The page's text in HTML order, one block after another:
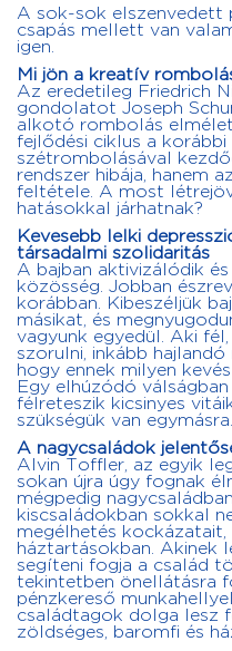
A sok-sok elszenvedett
csapás mellett van
igen.
Mi jön a kreatív
Az eredetileg Friedrich
gondolatot Joseph
alkotó rombolás
fejlődési ciklus a
szétrombolásával
rendszer hibája, hanem
feltétele. A most
hatásokkal járhatnak?
Kevesebb lelki
társadalmi szolidaritás
A bajban aktivizálódik
közösség. Jobban
korábban. Kibeszéljük
másikat, és
vagyunk egyedül. Aki
szorulni, inkább
hogy ennek milyen
Egy elhúzódó
félreteszik kicsinyes
szükségük van egymásra.
A nagycsaládok
Alvin Toffler, az egyik
sokan újra úgy fognak
mégpedig
kiscsaládokban sokkal
megélhetés
háztartásokban. Akinek
segíteni fogja a család
tekintetben önellátásra
pénzkereső
családtagok dolga lesz
zöldséges, baromfi és